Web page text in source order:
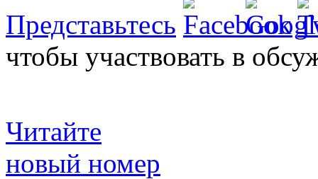
Представьтесь
чтобы участвовать в
Читайте
новый номер